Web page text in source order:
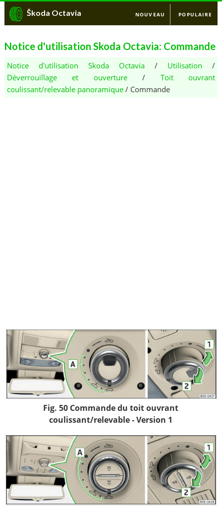
Škoda Octavia NOUVEAU POPULAIRE
Notice d'utilisation Skoda Octavia: Commande
Notice d'utilisation Skoda Octavia / Utilisation /
Déverrouillage et ouverture/ Toit ouvrant
coulissant/relevable panoramique/ Commande
Fig. 50 Commande du toit ouvrant
coulissant/relevable - Version 1